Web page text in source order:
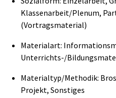
Klassenarbeit/Plenum,
(Vortragsmaterial)
Materialart:
Unterrichts-/
Materialtyp/Methodik:
Projekt, Sonstiges